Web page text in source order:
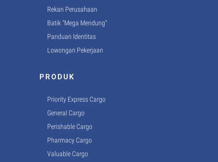
Rekan Perusahaan
Batik "Mega Mendung"
Panduan Identitas
Lowongan Pekerjaan
PRODUK
Priority Express Cargo
General Cargo
Perishable Cargo
Pharmacy Cargo
Valuable Cargo